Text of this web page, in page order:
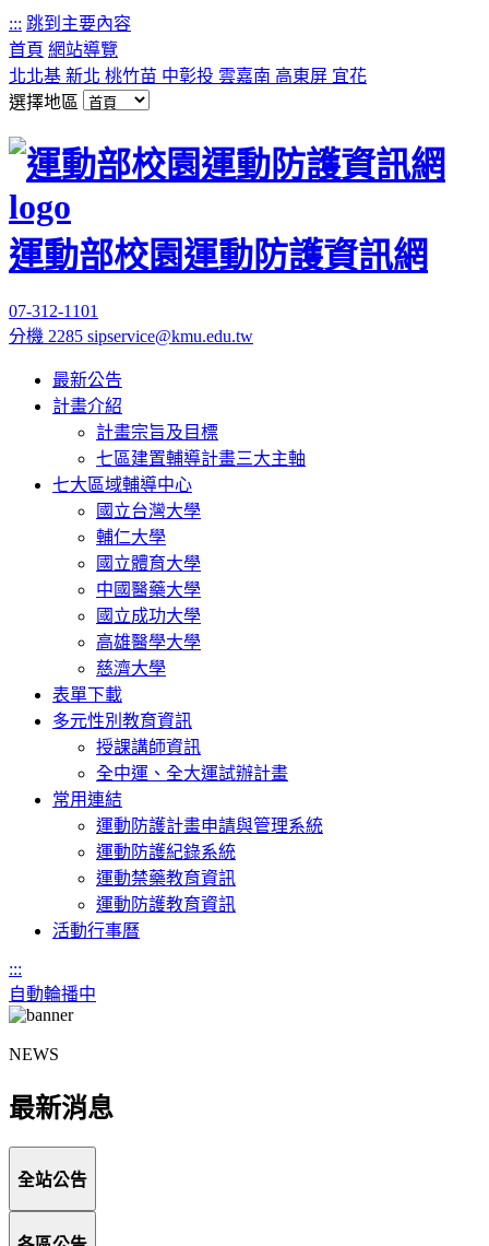
::: 跳到主要內容
首頁 網站導覽
北北基 新北 桃竹苗 中彰投 雲嘉南 高東屏 宜花
選擇地區
運動部校園運動防護資訊網
07-312-1101
分機 2285 sipservice@kmu.edu.tw
最新公告
計畫介紹
計畫宗旨及目標
七區建置輔導計畫三大主軸
七大區域輔導中心
國立台灣大學
輔仁大學
國立體育大學
中國醫藥大學
國立成功大學
高雄醫學大學
慈濟大學
表單下載
多元性別教育資訊
授課講師資訊
全中運、全大運試辦計畫
常用連結
運動防護計畫申請與管理系統
運動防護紀錄系統
運動禁藥教育資訊
運動防護教育資訊
活動行事曆
:::
自動輪播中
NEWS
最新消息
全站公告